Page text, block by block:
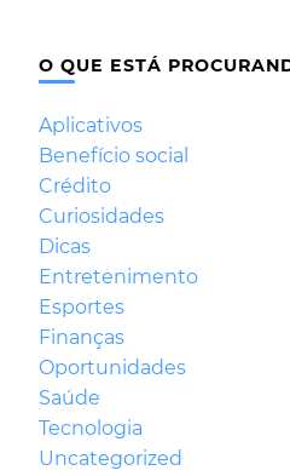
O QUE ESTÁ
Aplicativos
Benefício social
Crédito
Curiosidades
Dicas
Entretenimento
Esportes
Finanças
Oportunidades
Saúde
Tecnologia
Uncategorized